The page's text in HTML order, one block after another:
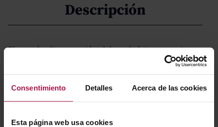
Consentimiento Detalles Acerca de las cookies
Esta página web usa cookies
Descripción
Blanco de alta expresión elaborado íntegramente con
Godello procedente de bancales vertiginosos sobre los
cañones del Sil, en plena Ribeira Sacra, donde la
llamada viticultura heroica se practica sobre suelos de
pizarra. Nace como un vino de guarda de gran nivel, con
una frescura marcada de influencia atlántica que se